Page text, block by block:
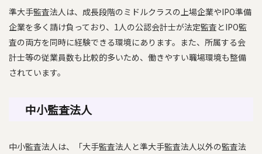
準大手監査法人は、成長段階のミドルクラスの上場企業やIPO準備
企業を多く請け負っており、1人の公認会計士が法定監査とIPO監
査の両方を同時に経験できる環境にあります。また、所属する会
計士等の従業員数も比較的多いため、働きやすい職場環境も整備
されています。
中小監査法人
中小監査法人は、「大手監査法人と準大手監査法人以外の監査法